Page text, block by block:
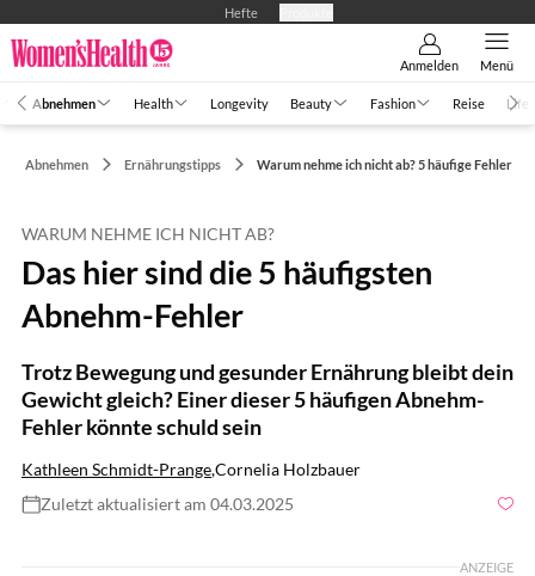
Hefte
Anmelden Menü
Abnehmen Health Longevity Beauty Fashion Reise Life
Abnehmen Ernährungstipps Warum nehme ich nicht ab? 5 häufige Fehler
WARUM NEHME ICH NICHT AB?
Das hier sind die 5 häufigsten
Abnehm-Fehler
Trotz Bewegung und gesunder Ernährung bleibt dein
Gewicht gleich? Einer dieser 5 häufigen Abnehm-
Fehler könnte schuld sein
Kathleen Schmidt-Prange,Cornelia Holzbauer
Zuletzt aktualisiert am 04.03.2025
ANZEIGE